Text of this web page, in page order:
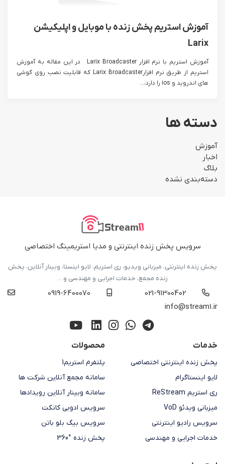
آموزش استریم پخش زنده با موبایل و اپلیکیشن
Larix
آموزش استریم با نرم افزار Larix Broadcaster در این مقاله به آموزش
استریم از طریق نرم افزارLarix Broadcaster که قابلیت نصب روی گوشی
های اندروید و ios را دارد،...
دسته ها
آموزش
اخبار
بلاگ
دسته‌بندی نشده
سرویس پخش زنده اینترنتی و مدیا استریمینگ اختصاصی
پخش زنده اینترنتی، میزبانی ویدیو، ری استریم، لایو اینستا، وبینار آنلاین، پخش
زنده مجمع، خدمات اجرایی و مهندسی و ...
021-91300402
0919-6400070
info@stream1.ir
خدمات
پخش زنده اینترنتی اختصاصی
لایو اینستاگرام
ری استریم ReStream
میزبانی ویدئو VoD
سرویس رادیو اینترنتی
خدمات اجرایی و مهندسی
محصولات
پلتفرم استریم1
سامانه مجمع آنلاین شرکت ها
سامانه وبینار آنلاین رویدادها
سرویس ادوبی کانکت
سرویس بیگ بلو باتن
پخش زنده °360